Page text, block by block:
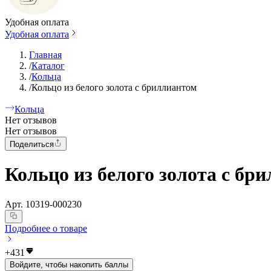
Удобная оплата
Удобная оплата
Главная
/Каталог
/Кольца
/Кольцо из белого золота с бриллиантом
Кольца
Нет отзывов
Нет отзывов
Поделиться
Кольцо из белого золота с
Арт. 10319-000230
Подробнее о товаре
+431
Войдите, чтобы накопить баллы